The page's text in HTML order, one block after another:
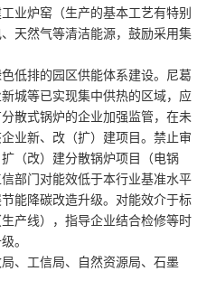
业炉窑（生产的基本工艺有特别
天然气等清洁能源，鼓励采用集
排的园区供能体系建设。尼葛
城等已实现集中供热的区域，应
散式锅炉的企业加强监管，在未
业新、改（扩）建项目。禁止审
（改）建分散锅炉项目（电锅
部门对能效低于本行业基准水平
能降碳改造升级。对能效介于标
产线），指导企业结合检修等时
。
工信局、自然资源局、石墨